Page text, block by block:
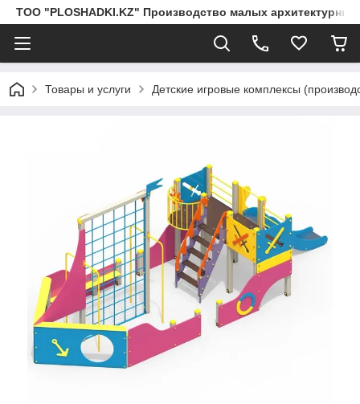
ТОО "PLOSHADKI.KZ" Производство малых
Товары и услуги Детские игровые комплексы